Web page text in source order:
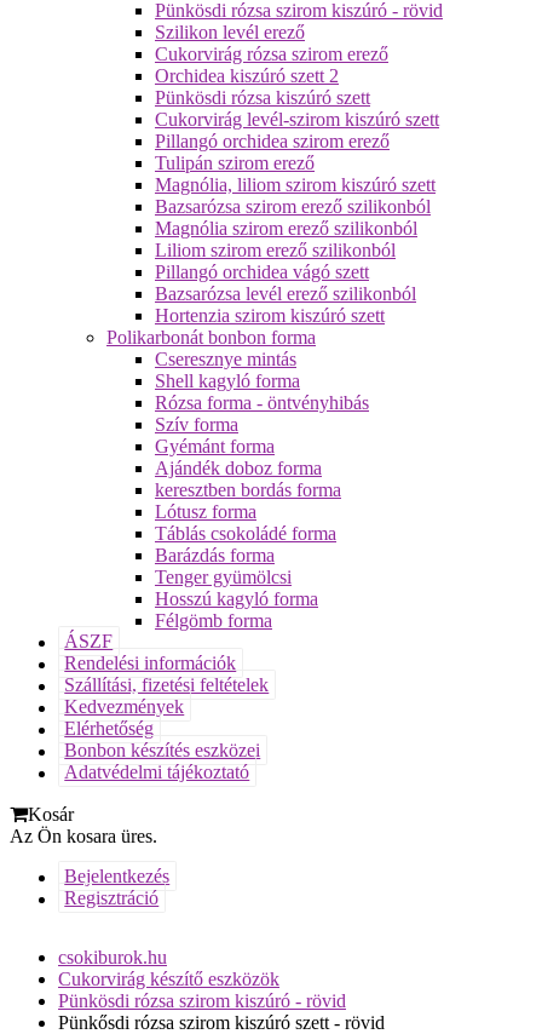
Pünkösdi rózsa szirom kiszúró - rövid
Szilikon levél erező
Cukorvirág rózsa szirom erező
Orchidea kiszúró szett 2
Pünkösdi rózsa kiszúró szett
Cukorvirág levél-szirom kiszúró szett
Pillangó orchidea szirom erező
Tulipán szirom erező
Magnólia, liliom szirom kiszúró szett
Bazsarózsa szirom erező szilikonból
Magnólia szirom erező szilikonból
Liliom szirom erező szilikonból
Pillangó orchidea vágó szett
Bazsarózsa levél erező szilikonból
Hortenzia szirom kiszúró szett
Polikarbonát bonbon forma
Cseresznye mintás
Shell kagyló forma
Rózsa forma - öntvényhibás
Szív forma
Gyémánt forma
Ajándék doboz forma
keresztben bordás forma
Lótusz forma
Táblás csokoládé forma
Barázdás forma
Tenger gyümölcsi
Hosszú kagyló forma
Félgömb forma
ÁSZF
Rendelési információk
Szállítási, fizetési feltételek
Kedvezmények
Elérhetőség
Bonbon készítés eszközei
Adatvédelmi tájékoztató
Kosár
Az Ön kosara üres.
Bejelentkezés
Regisztráció
csokiburok.hu
Cukorvirág készítő eszközök
Pünkösdi rózsa szirom kiszúró - rövid
Pünkősdi rózsa szirom kiszúró szett - rövid